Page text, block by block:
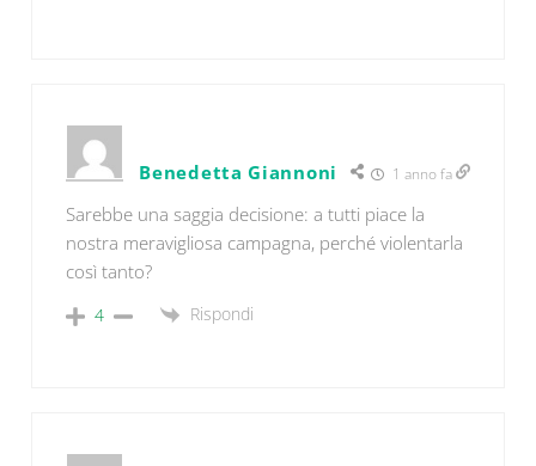
Benedetta Giannoni 1 anno fa
Sarebbe una saggia decisione: a tutti piace la
nostra meravigliosa campagna, perché violentarla
così tanto?
4 Rispondi